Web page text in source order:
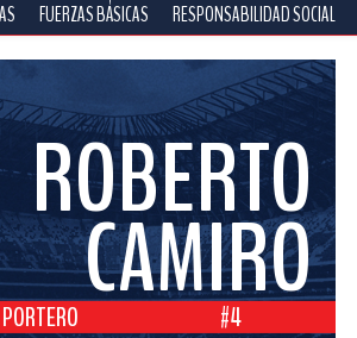
FUERZAS BÁSICAS RESPONSABILIDAD SOCIAL
ROBERTO
CAMIRO
PORTERO #4